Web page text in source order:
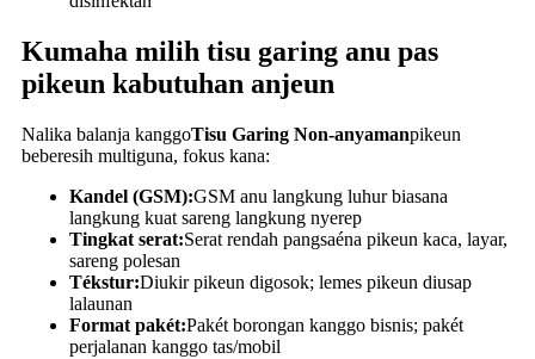
Kumaha milih tisu garing anu pas
pikeun kabutuhan anjeun
Nalika balanja kanggoTisu Garing Non-anyamanpikeun
beberesih multiguna, fokus kana:
Kandel (GSM):GSM anu langkung luhur biasana
langkung kuat sareng langkung nyerep
Tingkat serat:Serat rendah pangsaéna pikeun kaca, layar,
sareng polesan
Tékstur:Diukir pikeun digosok; lemes pikeun diusap
lalaunan
Format pakét:Pakét borongan kanggo bisnis; pakét
perjalanan kanggo tas/mobil